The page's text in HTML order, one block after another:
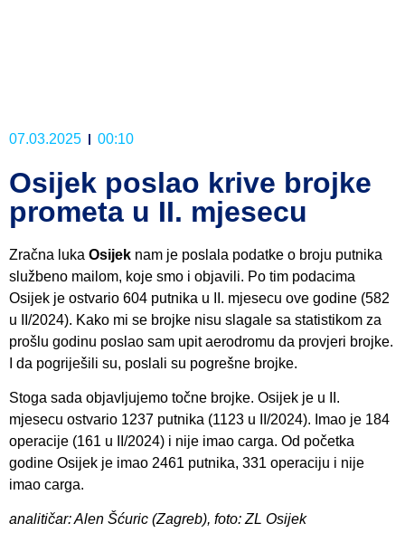
07.03.2025 00:10
Osijek poslao krive brojke
prometa u II. mjesecu
Zračna luka Osijek nam je poslala podatke o broju putnika
službeno mailom, koje smo i objavili. Po tim podacima
Osijek je ostvario 604 putnika u II. mjesecu ove godine (582
u II/2024). Kako mi se brojke nisu slagale sa statistikom za
prošlu godinu poslao sam upit aerodromu da provjeri brojke.
I da pogriješili su, poslali su pogrešne brojke.
Stoga sada objavljujemo točne brojke. Osijek je u II.
mjesecu ostvario 1237 putnika (1123 u II/2024). Imao je 184
operacije (161 u II/2024) i nije imao carga. Od početka
godine Osijek je imao 2461 putnika, 331 operaciju i nije
imao carga.
analitičar: Alen Šćuric (Zagreb), foto: ZL Osijek